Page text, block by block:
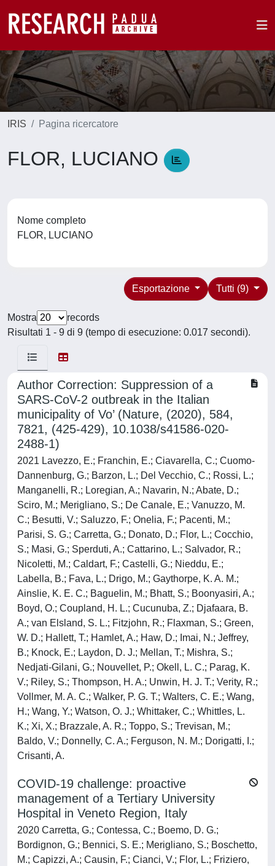
IRIS Pagina ricercatore
FLOR, LUCIANO
Nome completo
FLOR, LUCIANO
Tutti (9)
Esportazione
Mostra
records
Risultati 1 - 9 di 9 (tempo di esecuzione: 0.017 secondi).
Author Correction: Suppression of a
SARS-CoV-2 outbreak in the Italian
municipality of Vo’ (Nature, (2020), 584,
7821, (425-429), 10.1038/s41586-020-
2488-1)
2021 Lavezzo, E.; Franchin, E.; Ciavarella, C.; Cuomo-
Dannenburg, G.; Barzon, L.; Del Vecchio, C.; Rossi, L.;
Manganelli, R.; Loregian, A.; Navarin, N.; Abate, D.;
Sciro, M.; Merigliano, S.; De Canale, E.; Vanuzzo, M.
C.; Besutti, V.; Saluzzo, F.; Onelia, F.; Pacenti, M.;
Parisi, S. G.; Carretta, G.; Donato, D.; Flor, L.; Cocchio,
S.; Masi, G.; Sperduti, A.; Cattarino, L.; Salvador, R.;
Nicoletti, M.; Caldart, F.; Castelli, G.; Nieddu, E.;
Labella, B.; Fava, L.; Drigo, M.; Gaythorpe, K. A. M.;
Ainslie, K. E. C.; Baguelin, M.; Bhatt, S.; Boonyasiri, A.;
Boyd, O.; Coupland, H. L.; Cucunuba, Z.; Djafaara, B.
A.; van Elsland, S. L.; Fitzjohn, R.; Flaxman, S.; Green,
W. D.; Hallett, T.; Hamlet, A.; Haw, D.; Imai, N.; Jeffrey,
B.; Knock, E.; Laydon, D. J.; Mellan, T.; Mishra, S.;
Nedjati-Gilani, G.; Nouvellet, P.; Okell, L. C.; Parag, K.
V.; Riley, S.; Thompson, H. A.; Unwin, H. J. T.; Verity, R.;
Vollmer, M. A. C.; Walker, P. G. T.; Walters, C. E.; Wang,
H.; Wang, Y.; Watson, O. J.; Whittaker, C.; Whittles, L.
K.; Xi, X.; Brazzale, A. R.; Toppo, S.; Trevisan, M.;
Baldo, V.; Donnelly, C. A.; Ferguson, N. M.; Dorigatti, I.;
Crisanti, A.
COVID-19 challenge: proactive
management of a Tertiary University
Hospital in Veneto Region, Italy
2020 Carretta, G.; Contessa, C.; Boemo, D. G.;
Bordignon, G.; Bennici, S. E.; Merigliano, S.; Boschetto,
M.; Capizzi, A.; Causin, F.; Cianci, V.; Flor, L.; Friziero,